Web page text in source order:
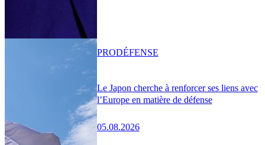
Le Japon cherche à renforcer ses liens avec
l’Europe en matière de défense
05.08.2026
PRODÉFENSE